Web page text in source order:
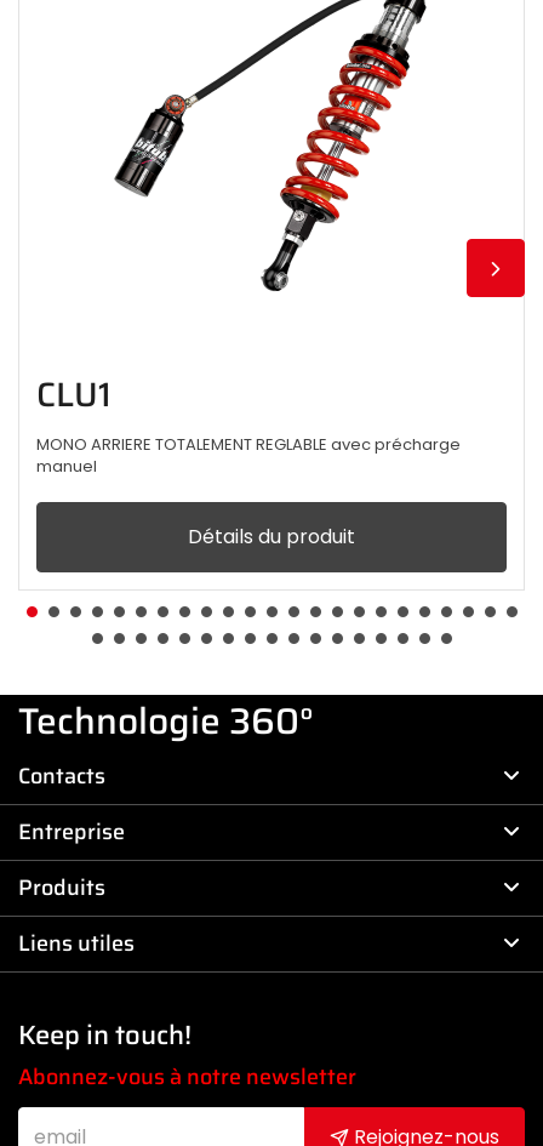
CLU1
MONO ARRIERE TOTALEMENT REGLABLE avec précharge
manuel
Détails du produit
Technologie 360°
Contacts
Entreprise
Produits
Liens utiles
Keep in touch!
Abonnez-vous à notre newsletter
Rejoignez-nous